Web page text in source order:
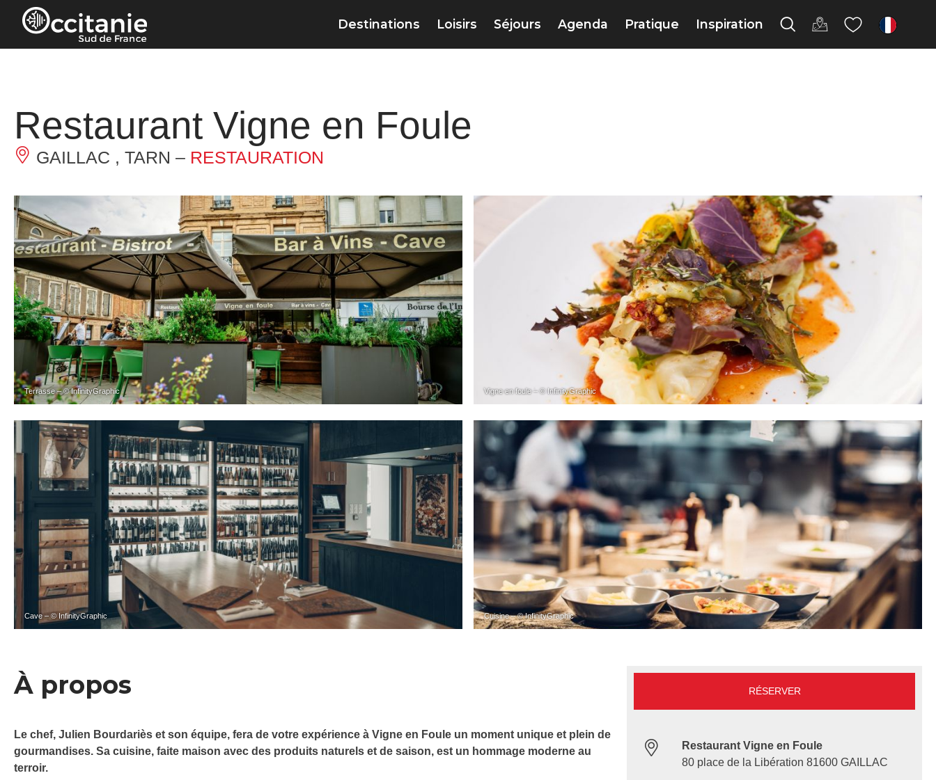
Panneau de gestion des cookies
Destinations Loisirs Séjours Agenda Pratique Inspiration fr
Restaurant Vigne en Foule
GAILLAC , TARN – RESTAURATION
Terrasse – © InfinityGraphic Vigne en foule – © InfinityGraphic
Cave – © InfinityGraphic Cuisine – © InfinityGraphic
À propos
Le chef, Julien Bourdariès et son équipe, fera de votre expérience à Vigne en Foule un moment unique et plein de
gourmandises. Sa cuisine, faite maison avec des produits naturels et de saison, est un hommage moderne au
terroir.
RÉSERVER
Restaurant Vigne en Foule
80 place de la Libération 81600 GAILLAC